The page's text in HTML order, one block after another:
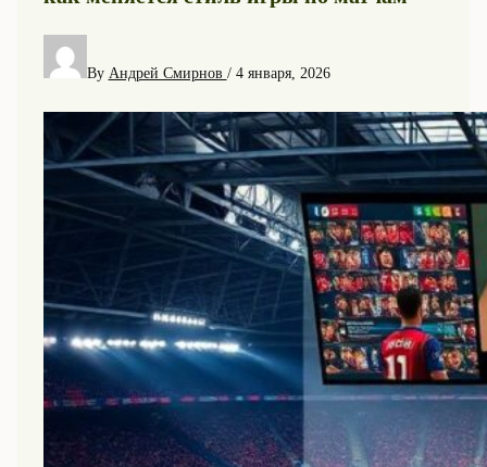
By Андрей Смирнов / 4 января, 2026